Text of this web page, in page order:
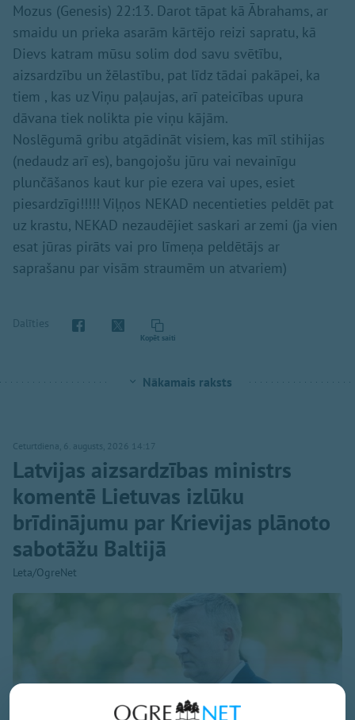
Mozus (Genesis) 22:13. Darot tāpat kā Ābrahams, ar
smaidu un prieka asarām kārtējo reizi sapratu, kā
Dievs katram mūsu solim dod savu svētību,
aizsardzību un žēlastību, pat līdz tādai pakāpei, ka
tiem , kas uz Viņu paļaujas, arī pateicības upura
dāvana tiek nolikta pie viņu kājām.
Noslēgumā gribu atgādināt visiem, kas mīl stihijas
(nedaudz arī es), bangojošu jūru vai nevainīgu
plunčāšanos kaut kur pie ezera vai upes, esiet
piesardzīgi!!!!! Viļņos NEKAD necentieties peldēt pat
uz krastu, NEKAD nezaudējiet saskari ar zemi (ja vien
esat jūras pirāts vai pro līmeņa peldētājs ar
saprašanu par visām straumēm un atvariem)
Dalīties
Kopēt saiti
Nākamais raksts
Ceturtdiena, 6. augusts, 2026 14:17
Latvijas aizsardzības ministrs
komentē Lietuvas izlūku
brīdinājumu par Krievijas plānoto
sabotāžu Baltijā
Leta/OgreNet